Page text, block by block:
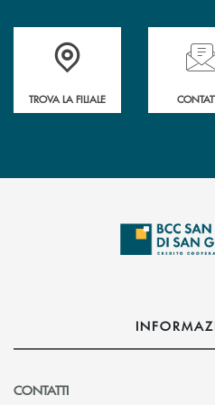
Accedi all' elenco completo delle
TROVA LA FILIALE
Hai
CONTATTI